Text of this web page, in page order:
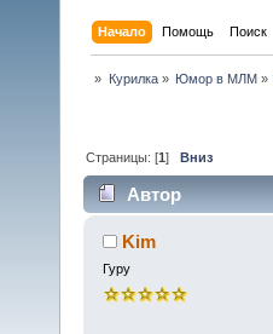
Начало Помощь Поиск
» Курилка» Юмор в МЛМ »
Страницы: [1]Вниз
Автор
Kim
Гуру